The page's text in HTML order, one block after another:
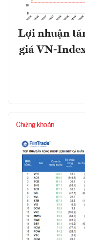
Lợi nhuận
giá VN-
Chứng khoán